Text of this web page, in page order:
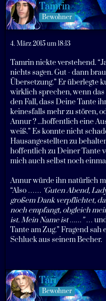
Tamrin
Bewohner
4. März 2015 um 18:13
Tamrin nickte verstehend.
nichts sagen. Gut - dann
Übersetzung.” Er überlegte
wirklich sprechen, wenn
den Fall, dass Deine Tante
keinesfalls mehr zu stören,
Annur ? ...hoffentlich eine
weiß.” Es konnte nicht
Hausangestellten zu
hoffentlich zu Deiner Tante
mich auch selbst noch
Annur würde ihn natürlich
“Also …… ‘Guten Abend,
großem Dank verpflichtet,
noch empfangt, obgleich
ist. Mein Name ist ……”… und
Tante am Zug.” Fragend
Schluck aus seinem Becher.
Tári
Bewohner